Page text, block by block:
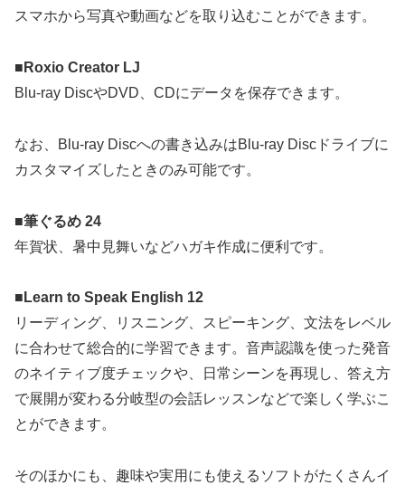
スマホから写真や動画などを取り込むことができます。
■Roxio Creator LJ
Blu-ray DiscやDVD、CDにデータを保存できます。
なお、Blu-ray Discへの書き込みはBlu-ray Discドライブに
カスタマイズしたときのみ可能です。
■筆ぐるめ 24
年賀状、暑中見舞いなどハガキ作成に便利です。
■Learn to Speak English 12
リーディング、リスニング、スピーキング、文法をレベル
に合わせて総合的に学習できます。音声認識を使った発音
のネイティブ度チェックや、日常シーンを再現し、答え方
で展開が変わる分岐型の会話レッスンなどで楽しく学ぶこ
とができます。
そのほかにも、趣味や実用にも使えるソフトがたくさんイ